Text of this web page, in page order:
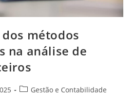
métodos
na análise de
Gestão e Contabilidade